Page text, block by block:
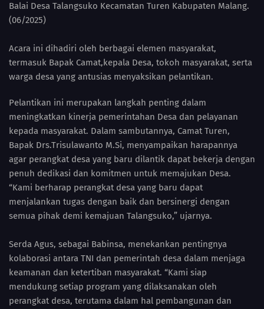
Balai Desa Talangsuko Kecamatan Turen Kabupaten Malang.
(06/2025)
Acara ini dihadiri oleh berbagai elemen masyarakat,
termasuk Bapak Camat,kepala Desa, tokoh masyarakat, serta
warga desa yang antusias menyaksikan pelantikan.
Pelantikan ini merupakan langkah penting dalam
meningkatkan kinerja pemerintahan Desa dan pelayanan
kepada masyarakat. Dalam sambutannya, Camat Turen,
Bapak Drs.Trisulawanto M.Si, menyampaikan harapannya
agar perangkat desa yang baru dilantik dapat bekerja dengan
penuh dedikasi dan komitmen untuk memajukan Desa.
“Kami berharap perangkat desa yang baru dapat
menjalankan tugas dengan baik dan bersinergi dengan
semua pihak demi kemajuan Talangsuko,” ujarnya.
Serda Agus, sebagai Babinsa, menekankan pentingnya
kolaborasi antara TNI dan pemerintah desa dalam menjaga
keamanan dan ketertiban masyarakat. “Kami siap
mendukung setiap program yang dilaksanakan oleh
perangkat desa, terutama dalam hal pembangunan dan